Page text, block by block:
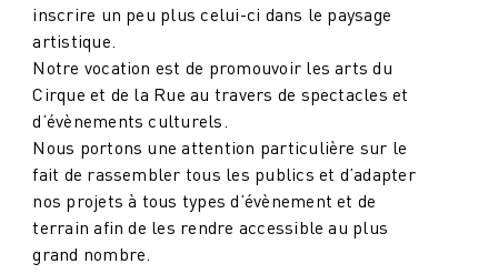
inscrire un peu plus celui-ci dans le paysage
artistique.
Notre vocation est de promouvoir les arts du
Cirque et de la Rue au travers de spectacles et
d’évènements culturels.
Nous portons une attention particulière sur le
fait de rassembler tous les publics et d’adapter
nos projets à tous types d’évènement et de
terrain afin de les rendre accessible au plus
grand nombre.